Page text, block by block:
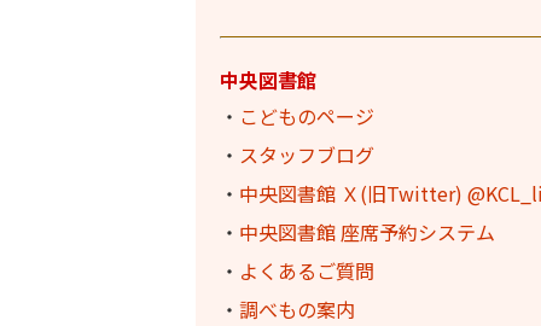
中央図書館
・ こどものページ
・ スタッフブログ
・ 中央図書館 Ｘ(旧Twitter)
・ 中央図書館 座席予約システム
・ よくあるご質問
・ 調べもの案内